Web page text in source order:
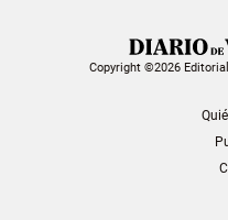
Copyright ©2026